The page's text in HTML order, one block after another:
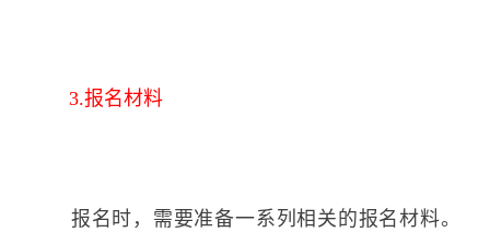
3.报名材料
报名时，需要准备一系列相关的报名材料。